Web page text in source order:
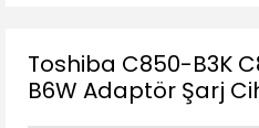
Toshiba C850-B3K
B6W Adaptör Şarj